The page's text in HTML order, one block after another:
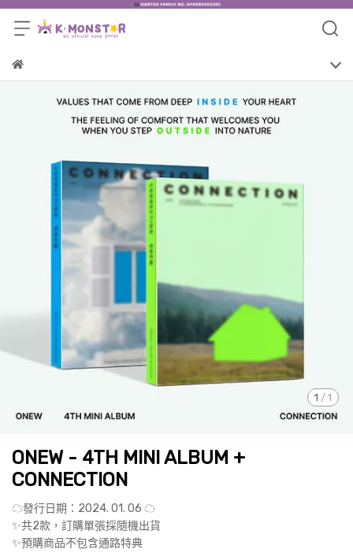
1 / 1
ONEW - 4TH MINI ALBUM +
CONNECTION
☁發行日期：2024. 01. 06 ☁
✨共2款，訂購單張採隨機出貨
✨預購商品不包含通路特典